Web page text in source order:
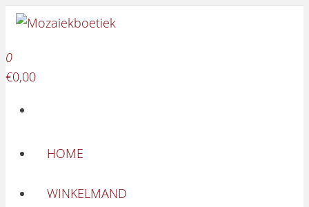
Ga naar de inhoud
0
€0,00
HOME
WINKELMAND